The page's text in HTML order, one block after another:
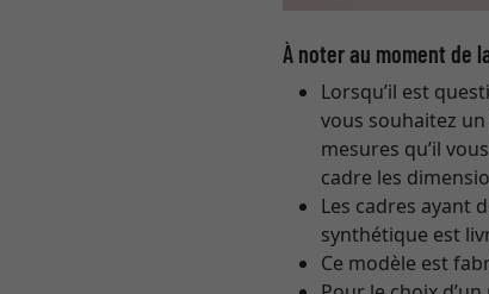
À noter au moment de
Lorsqu’il est
vous souhaitez
mesures qu’il
cadre les
Les cadres ayant
synthétique est
Ce modèle est